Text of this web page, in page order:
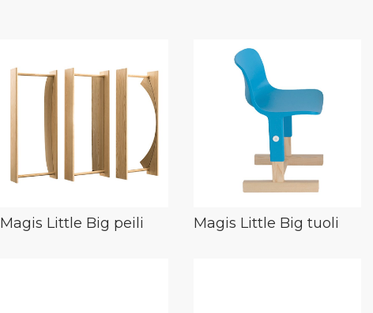
Magis Little Big peili Magis Little Big tuoli